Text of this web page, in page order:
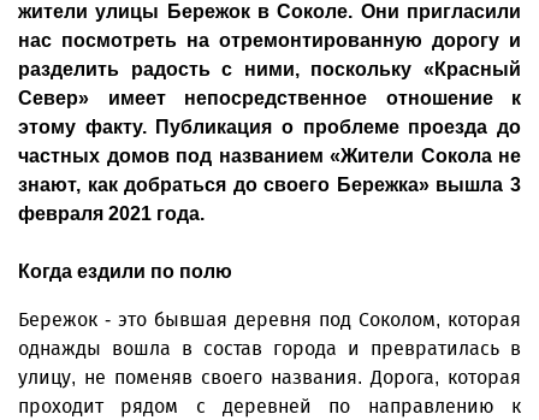
жители улицы Бережок в Соколе. Они пригласили
нас посмотреть на отремонтированную дорогу и
разделить радость с ними, поскольку «Красный
Север» имеет непосредственное отношение к
этому факту. Публикация о проблеме проезда до
частных домов под названием «Жители Сокола не
знают, как добраться до своего Бережка» вышла 3
февраля 2021 года.
Когда ездили по полю
Бережок - это бывшая деревня под Соколом, которая
однажды вошла в состав города и превратилась в
улицу, не поменяв своего названия. Дорога, которая
проходит рядом с деревней по направлению к